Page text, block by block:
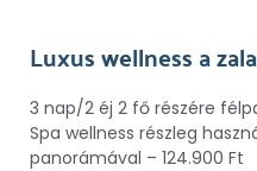
Luxus wellness a
3 nap/2 éj 2 fő részére
Spa wellness részleg
panorámával – 124.900 Ft